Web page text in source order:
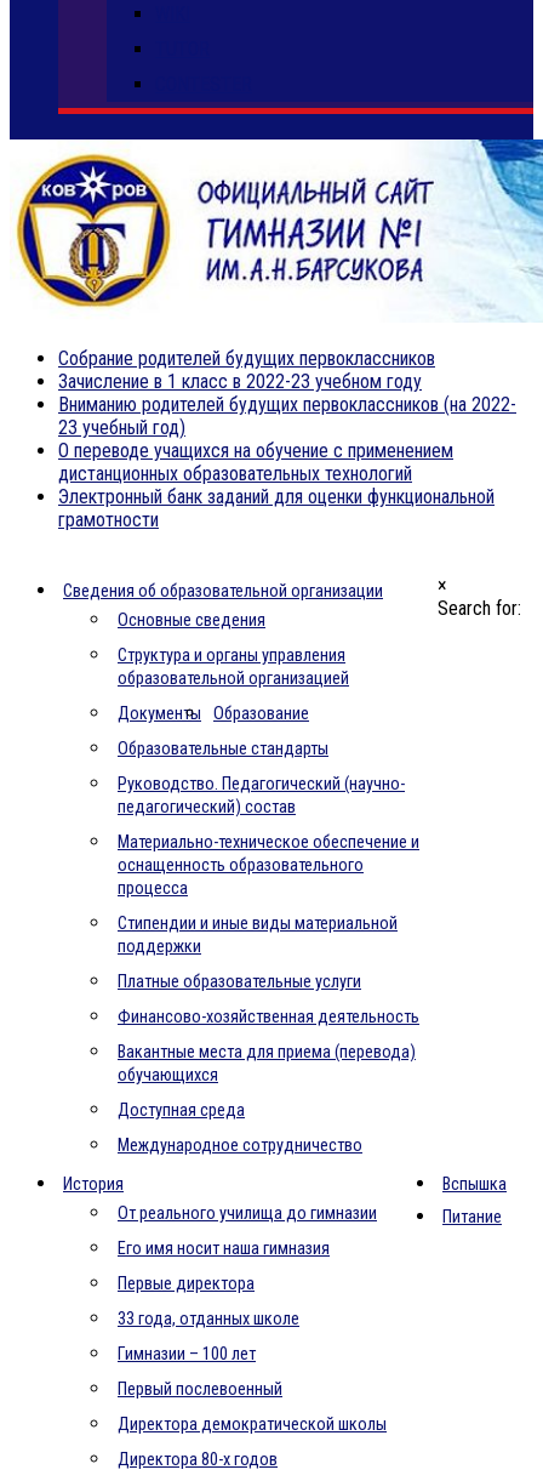
Собрание родителей будущих первоклассников
Зачисление в 1 класс в 2022-23 учебном году
Вниманию родителей будущих первоклассников (на 2022-
23 учебный год)
О переводе учащихся на обучение с применением
дистанционных образовательных технологий
Электронный банк заданий для оценки функциональной
грамотности
Официальный сайт гимназии №1 им. А.Н.
Барсукова г. Коврова Владимирской
области
Сведения об образовательной организации
Основные сведения
Структура и органы управления
образовательной организацией
Документы
Образование
Образовательные стандарты
Руководство. Педагогический (научно-
педагогический) состав
Материально-техническое обеспечение и
оснащенность образовательного
процесса
Стипендии и иные виды материальной
поддержки
Платные образовательные услуги
Финансово-хозяйственная деятельность
Вакантные места для приема (перевода)
обучающихся
Доступная среда
Международное сотрудничество
История
От реального училища до гимназии
Его имя носит наша гимназия
Первые директора
33 года, отданных школе
Гимназии – 100 лет
Первый послевоенный
Директора демократической школы
Директора 80-х годов
Вспышка
Питание
×
Search for: